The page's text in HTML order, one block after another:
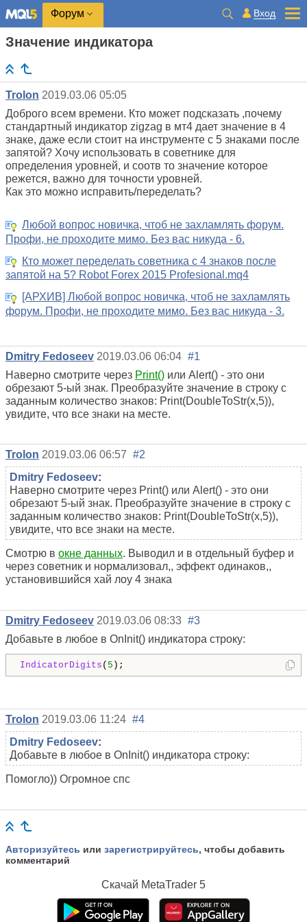
Форум Вход
Значение индикатора
Trolon 2019.03.06 05:05
Доброго всем времени. Кто может подсказать ,почему
стандартный индикатор zigzag в мт4 дает значение в 4
знаке, даже если стоит на инструменте с 5 знаками после
запятой? Хочу использовать в советнике для
определения уровней, и соотв то значение которое
режется, важно для точности уровней.
Как это можно исправить/переделать?
Любой вопрос новичка, чтоб не захламлять форум.
Профи, не проходите мимо. Без вас никуда - 6.
Кто может переделать советника с 4 знаков после
запятой на 5? Robot Forex 2015 Profesional.mq4
[АРХИВ] Любой вопрос новичка, чтоб не захламлять
форум. Профи, не проходите мимо. Без вас никуда - 3.
Dmitry Fedoseev 2019.03.06 06:04 #1
Наверно смотрите через Print() или Alert() - это они
обрезают 5-ый знак. Преобразуйте значение в строку с
заданным количество знаков: Print(DoubleToStr(x,5)),
увидите, что все знаки на месте.
Trolon 2019.03.06 06:57 #2
Dmitry Fedoseev:
Наверно смотрите через Print() или Alert() - это они
обрезают 5-ый знак. Преобразуйте значение в строку с
заданным количество знаков: Print(DoubleToStr(x,5)),
увидите, что все знаки на месте.
Смотрю в окне данных. Выводил и в отдельный буфер и
через советник и нормализовал,, эффект одинаков,,
установившийся хай лоу 4 знака
Dmitry Fedoseev 2019.03.06 08:33 #3
Добавьте в любое в OnInit() индикатора строку:
IndicatorDigits ( 5 );
Trolon 2019.03.06 11:24 #4
Dmitry Fedoseev:
Добавьте в любое в OnInit() индикатора строку:
Помогло)) Огромное спс
Авторизуйтесь или зарегистрируйтесь, чтобы добавить
комментарий
Скачай MetaTrader 5